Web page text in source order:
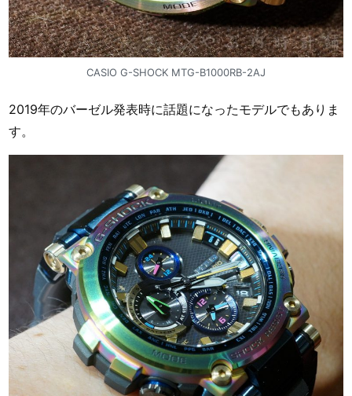
CASIO G-SHOCK MTG-B1000RB-2AJ
2019年のバーゼル発表時に話題になったモデルでもありま
す。